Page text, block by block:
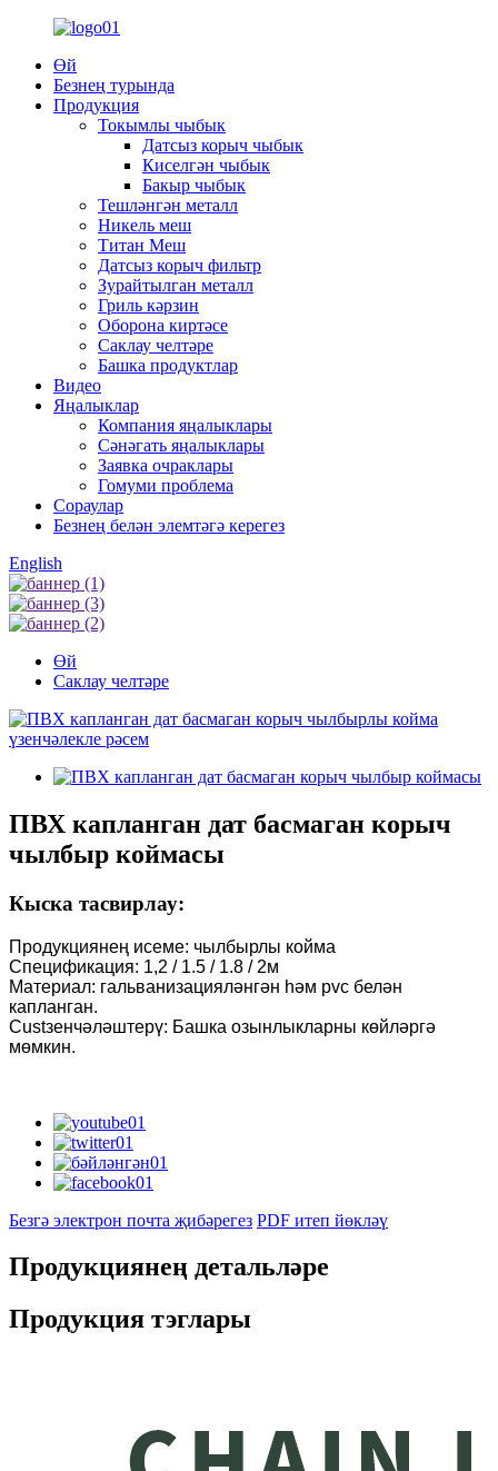
Өй
Безнең турында
Продукция
Токымлы чыбык
Датсыз корыч чыбык
Киселгән чыбык
Бакыр чыбык
Тешләнгән металл
Никель меш
Титан Меш
Датсыз корыч фильтр
Зурайтылган металл
Гриль кәрзин
Оборона киртәсе
Саклау челтәре
Башка продуктлар
Видео
Яңалыклар
Компания яңалыклары
Сәнәгать яңалыклары
Заявка очраклары
Гомуми проблема
Сораулар
Безнең белән элемтәгә керегез
English
Өй
Саклау челтәре
ПВХ капланган дат басмаган корыч
чылбыр коймасы
Кыска тасвирлау:
Продукциянең исеме: чылбырлы койма
Спецификация: 1,2 / 1.5 / 1.8 / 2м
Материал: гальванизацияләнгән һәм pvc белән
капланган.
Custзенчәләштерү: Башка озынлыкларны көйләргә
мөмкин.
Безгә электрон почта җибәрегез PDF итеп йөкләү
Продукциянең детальләре
Продукция тэглары